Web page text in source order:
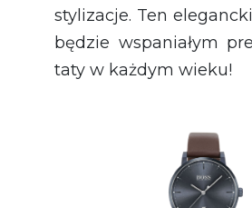
stylizacje. Ten
będzie wspaniałym
taty w każdym wieku!